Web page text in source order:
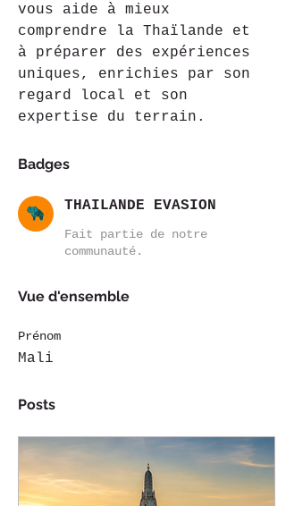
vous aide à mieux
comprendre la Thaïlande et
à préparer des expériences
uniques, enrichies par son
regard local et son
expertise du terrain.
Badges
THAILANDE EVASION
Fait partie de notre
communauté.
Vue d'ensemble
Prénom
Mali
Posts